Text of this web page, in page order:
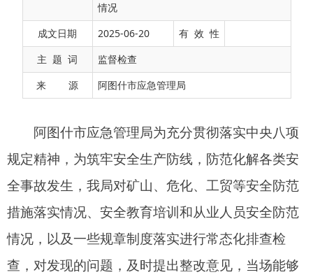
情况
成文日期
2025-06-20
有 效 性
主 题 词
监督检查
来 源
阿图什市应急管理局
阿图什市应急管理局为充分贯彻落实
规定精神，为筑牢安全生产防线，防范化解各类安
全事故发生，我局对矿山、危化、工贸等安全防范
措施落实情况、安全教育培训和从业人员安全防范
查，对发现的问题，及时提出整改意见，当场能够
求限期整改。6月，共检查加油站6家，查找安全隐
患8条。开展矿山安全大排查活动，对辖区内金属非
金属、砖瓦砂石料场开展安全隐患排查等工作，检
查矿山4家，查找安全隐患6条，已全部整改完毕。
对长期停产停建 矿山开展安全巡查，共巡查矿山3